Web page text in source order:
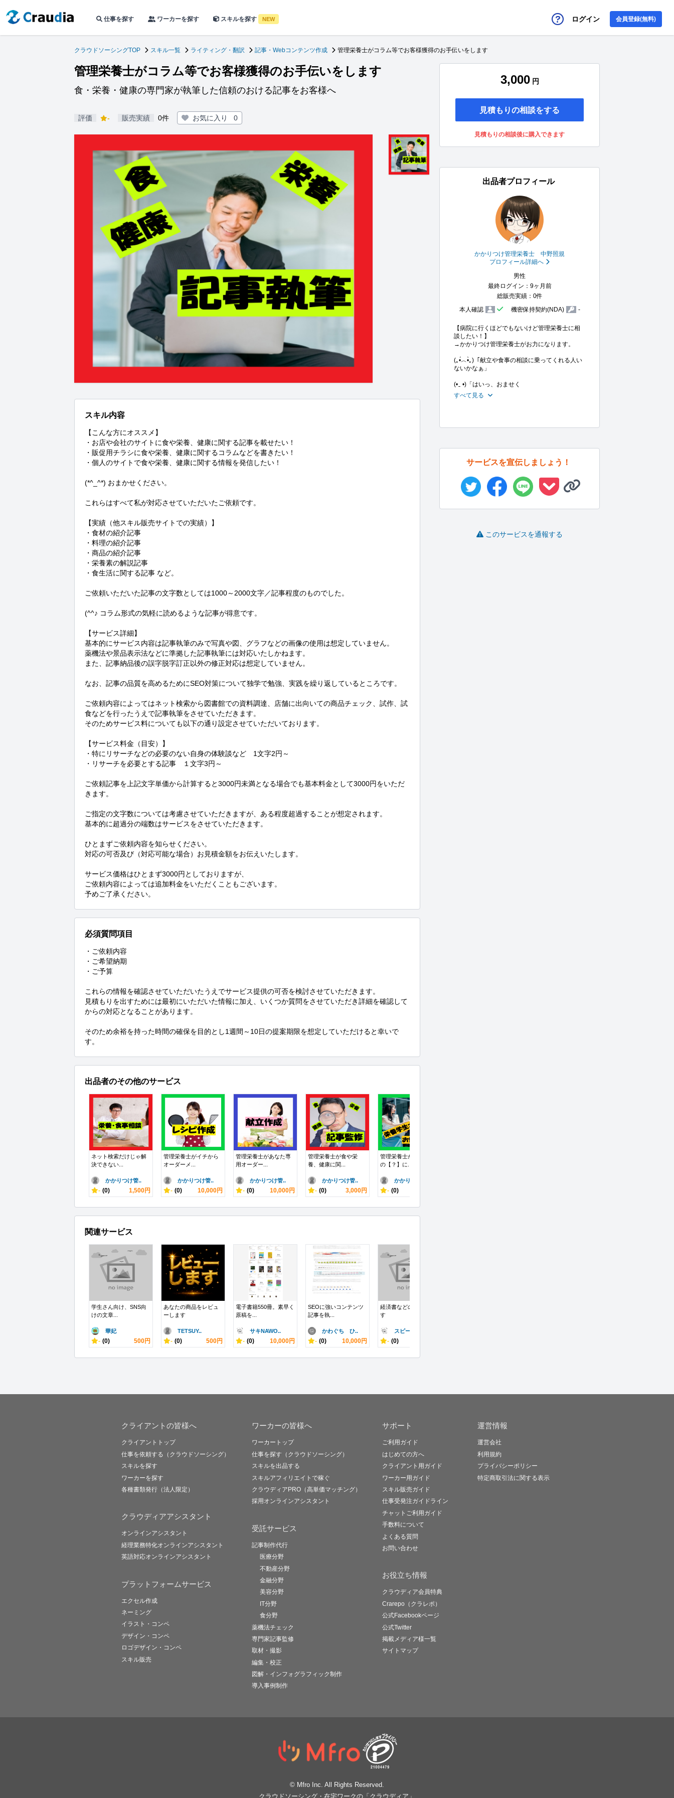
仕事を探す ワーカーを探す スキルを探す NEW ログイン 会員登録(無料)
クラウドソーシングTOP スキル一覧 ライティング・翻訳 記事・Webコンテンツ作成 管理栄養士がコラム等でお客様獲得のお手伝いをします
管理栄養士がコラム等でお客様獲得のお手伝いをします
食・栄養・健康の専門家が執筆した信頼のおける記事をお客様へ
評価 - 販売実績 0件 お気に入り 0
スキル内容
【こんな方にオススメ】
・お店や会社のサイトに食や栄養、健康に関する記事を載せたい！
・販促用チラシに食や栄養、健康に関するコラムなどを書きたい！
・個人のサイトで食や栄養、健康に関する情報を発信したい！
(*^_^*) おまかせください。
これらはすべて私が対応させていただいたご依頼です。
【実績（他スキル販売サイトでの実績）】
・食材の紹介記事
・料理の紹介記事
・商品の紹介記事
・栄養素の解説記事
・食生活に関する記事 など。
ご依頼いただいた記事の文字数としては1000～2000文字／記事程度のものでした。
(^^♪ コラム形式の気軽に読めるような記事が得意です。
【サービス詳細】
基本的にサービス内容は記事執筆のみで写真や図、グラフなどの画像の使用は想定していません。
薬機法や景品表示法などに準拠した記事執筆には対応いたしかねます。
また、記事納品後の誤字脱字訂正以外の修正対応は想定していません。
なお、記事の品質を高めるためにSEO対策について独学で勉強、実践を繰り返しているところです。
ご依頼内容によってはネット検索から図書館での資料調達、店舗に出向いての商品チェック、試作、試
食などを行ったうえで記事執筆をさせていただきます。
そのためサービス料についても以下の通り設定させていただいております。
【サービス料金（目安）】
・特にリサーチなどの必要のない自身の体験談など　1文字2円～
・リサーチを必要とする記事　１文字3円～
ご依頼記事を上記文字単価から計算すると3000円未満となる場合でも基本料金として3000円をいただ
きます。
ご指定の文字数については考慮させていただきますが、ある程度超過することが想定されます。
基本的に超過分の端数はサービスをさせていただきます。
ひとまずご依頼内容を知らせください。
対応の可否及び（対応可能な場合）お見積金額をお伝えいたします。
サービス価格はひとまず3000円としておりますが、
ご依頼内容によっては追加料金をいただくこともございます。
予めご了承ください。
必須質問項目
・ご依頼内容
・ご希望納期
・ご予算
これらの情報を確認させていただいたうえでサービス提供の可否を検討させていただきます。
見積もりを出すためには最初にいただいた情報に加え、いくつか質問をさせていただき詳細を確認して
からの対応となることがあります。
そのため余裕を持った時間の確保を目的とし1週間～10日の提案期限を想定していただけると幸いで
す。
出品者のその他のサービス
ネット検索だけじゃ解
決できない...
かかりつけ管..
- (0) 1,500円
管理栄養士がイチから
オーダーメ...
かかりつけ管..
- (0) 10,000円
管理栄養士があなた専
用オーダー...
かかりつけ管..
- (0) 10,000円
管理栄養士が食や栄
養、健康に関...
かかりつけ管..
- (0) 3,000円
管理栄養士が栄養学生
の【？】に...
かかりつけ管..
- (0)
関連サービス
学生さん向け、SNS向
けの文章...
華妃
- (0) 500円
あなたの商品をレビュ
ーします
TETSUY..
- (0) 500円
電子書籍550冊。素早く
原稿を...
サキNAWO..
- (0) 10,000円
SEOに強いコンテンツ
記事を執...
かわぐち ひ..
- (0) 10,000円
経済書などの校閲しま
す
スピーチコン..
- (0)
3,000 円
見積もりの相談をする
見積もりの相談後に購入できます
出品者プロフィール
かかりつけ管理栄養士 中野照規
プロフィール詳細へ
男性
最終ログイン：9ヶ月前
総販売実績：0件
本人確認
機密保持契約(NDA) -
【病院に行くほどでもないけど管理栄養士に相
談したい！】
→かかりつけ管理栄養士がお力になります。
(｡•́︿•̀｡)「献立や食事の相談に乗ってくれる人い
ないかなぁ」
(•‿ •)「はいっ、おませく
すべて見る
サービスを宣伝しましょう！
このサービスを通報する
クライアントの皆様へ
クライアントトップ
仕事を依頼する（クラウドソーシング）
スキルを探す
ワーカーを探す
各種書類発行（法人限定）
クラウディアアシスタント
オンラインアシスタント
経理業務特化オンラインアシスタント
英語対応オンラインアシスタント
プラットフォームサービス
エクセル作成
ネーミング
イラスト・コンペ
デザイン・コンペ
ロゴデザイン・コンペ
スキル販売
ワーカーの皆様へ
ワーカートップ
仕事を探す（クラウドソーシング）
スキルを出品する
スキルアフィリエイトで稼ぐ
クラウディアPRO（高単価マッチング）
採用オンラインアシスタント
受託サービス
記事制作代行
医療分野
不動産分野
金融分野
美容分野
IT分野
食分野
薬機法チェック
専門家記事監修
取材・撮影
編集・校正
図解・インフォグラフィック制作
導入事例制作
サポート
ご利用ガイド
はじめての方へ
クライアント用ガイド
ワーカー用ガイド
スキル販売ガイド
仕事受発注ガイドライン
チャットご利用ガイド
手数料について
よくある質問
お問い合わせ
お役立ち情報
クラウディア会員特典
Crarepo（クラレポ）
公式Facebookページ
公式Twitter
掲載メディア様一覧
サイトマップ
運営情報
運営会社
利用規約
プライバシーポリシー
特定商取引法に関する表示
© Mfro Inc. All Rights Reserved.
クラウドソーシング・在宅ワークの「クラウディア」